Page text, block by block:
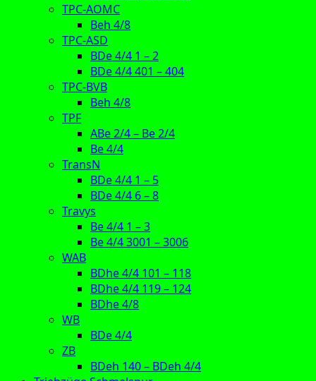
TPC-AOMC
Beh 4/8
TPC-ASD
BDe 4/4 1 – 2
BDe 4/4 401 – 404
TPC-BVB
Beh 4/8
TPF
ABe 2/4 – Be 2/4
Be 4/4
TransN
BDe 4/4 1 – 5
BDe 4/4 6 – 8
Travys
Be 4/4 1 – 3
Be 4/4 3001 – 3006
WAB
BDhe 4/4 101 – 118
BDhe 4/4 119 – 124
BDhe 4/8
WB
BDe 4/4
ZB
BDeh 140 – BDeh 4/4